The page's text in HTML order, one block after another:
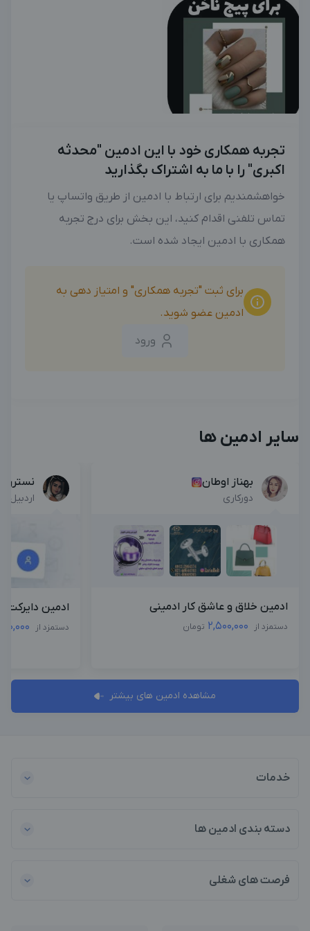
تجربه همکاری خود با این ادمین "محدثه
اکبری" را با ما به اشتراک بگذارید
خواهشمندیم برای ارتباط با ادمین از طریق واتساپ یا
تماس تلفنی اقدام کنید، این بخش برای درج تجربه
همکاری با ادمین ایجاد شده است.
برای ثبت "تجربه همکاری" و امتیاز دهی به
ادمین عضو شوید.
ورود
سایر ادمین ها
بهناز اوطان
دورکاری
ادمین خلاق و عاشق کار ادمینی
دستمزد از 2,500,000 تومان
نسترن
اردبیل
ادمین
دستمزد از
مشاهده ادمین های بیشتر
خدمات
دسته بندی ادمین ها
فرصت های شغلی